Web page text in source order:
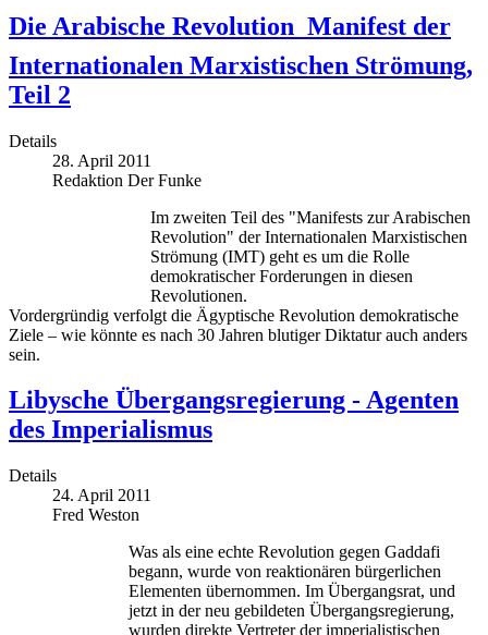
Die Arabische Revolution  Manifest der
Internationalen Marxistischen Strömung,
Teil 2
Details
28. April 2011
Redaktion Der Funke
Im zweiten Teil des "Manifests zur Arabischen
Revolution" der Internationalen Marxistischen
Strömung (IMT) geht es um die Rolle
demokratischer Forderungen in diesen
Revolutionen.
Vordergründig verfolgt die Ägyptische Revolution demokratische
Ziele – wie könnte es nach 30 Jahren blutiger Diktatur auch anders
sein.
Libysche Übergangsregierung - Agenten
des Imperialismus
Details
24. April 2011
Fred Weston
Was als eine echte Revolution gegen Gaddafi
begann, wurde von reaktionären bürgerlichen
Elementen übernommen. Im Übergangsrat, und
jetzt in der neu gebildeten Übergangsregierung,
wurden direkte Vertreter der imperialistischen